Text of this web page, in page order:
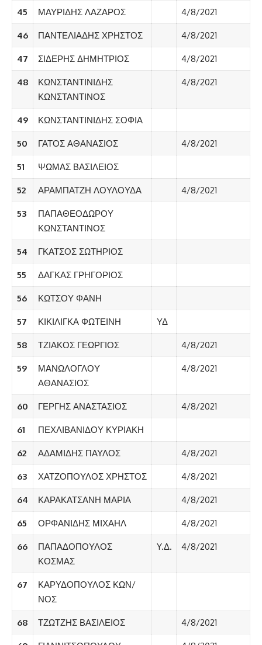
45 ΜΑΥΡΙΔΗΣ ΛΑΖΑΡΟΣ 4/8/2021
46 ΠΑΝΤΕΛΙΑΔΗΣ ΧΡΗΣΤΟΣ 4/8/2021
47 ΣΙΔΕΡΗΣ ΔΗΜΗΤΡΙΟΣ 4/8/2021
48
ΚΩΝΣΤΑΝΤΙΝΙΔΗΣ
ΚΩΝΣΤΑΝΤΙΝΟΣ
4/8/2021
49 ΚΩΝΣΤΑΝΤΙΝΙΔΗΣ ΣΟΦΙΑ
50 ΓΑΤΟΣ ΑΘΑΝΑΣΙΟΣ 4/8/2021
51 ΨΩΜΑΣ ΒΑΣΙΛΕΙΟΣ
52 ΑΡΑΜΠΑΤΖΗ ΛΟΥΛΟΥΔΑ 4/8/2021
53
ΠΑΠΑΘΕΟΔΩΡΟΥ
ΚΩΝΣΤΑΝΤΙΝΟΣ
54 ΓΚΑΤΣΟΣ ΣΩΤΗΡΙΟΣ
55 ΔΑΓΚΑΣ ΓΡΗΓΟΡΙΟΣ
56 ΚΩΤΣΟΥ ΦΑΝΗ
57 ΚΙΚΙΛΙΓΚΑ ΦΩΤΕΙΝΗ ΥΔ
58 ΤΖΙΑΚΟΣ ΓΕΩΡΓΙΟΣ 4/8/2021
59
ΜΑΝΩΛΟΓΛΟΥ
ΑΘΑΝΑΣΙΟΣ
4/8/2021
60 ΓΕΡΓΗΣ ΑΝΑΣΤΑΣΙΟΣ 4/8/2021
61 ΠΕΧΛΙΒΑΝΙΔΟΥ ΚΥΡΙΑΚΗ
62 ΑΔΑΜΙΔΗΣ ΠΑΥΛΟΣ 4/8/2021
63 ΧΑΤΖΟΠΟΥΛΟΣ ΧΡΗΣΤΟΣ 4/8/2021
64 ΚΑΡΑΚΑΤΣΑΝΗ ΜΑΡΙΑ 4/8/2021
65 ΟΡΦΑΝΙΔΗΣ ΜΙΧΑΗΛ 4/8/2021
66
ΠΑΠΑΔΟΠΟΥΛΟΣ
ΚΟΣΜΑΣ
Y.Δ. 4/8/2021
67
ΚΑΡΥΔΟΠΟΥΛΟΣ ΚΩΝ/
ΝΟΣ
68 ΤΖΩΤΖΗΣ ΒΑΣΙΛΕΙΟΣ 4/8/2021